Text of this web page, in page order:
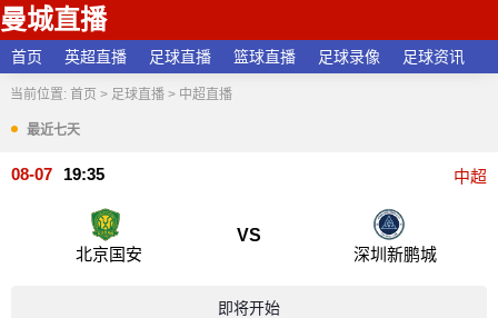
曼城直播
首页 英超直播 足球直播 篮球直播 足球录像 足球资讯
当前位置: 首页 > 足球直播> 中超直播
最近七天
19:35
08-07 中超
北京国安
VS
深圳新鹏城
即将开始